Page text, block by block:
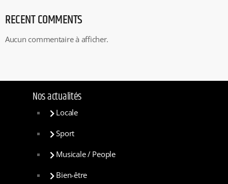
RECENT COMMENTS
Aucun commentaire à afficher.
Nos actualités
Locale
Sport
Musicale / People
Bien-être